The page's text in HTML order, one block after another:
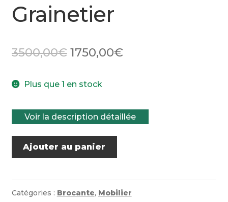
Grainetier
3500,00€ Le
initial
était :
3500,00€.
1750,00€Le
est :
1750,00€.
Plus que 1 en stock
Voir la description détaillée
quantité
Ajouter au panier
Catégories : Brocante, Mobilier